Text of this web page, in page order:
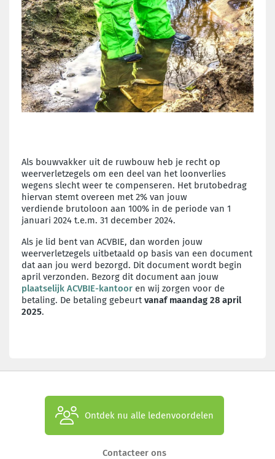
Als bouwvakker uit de ruwbouw heb je recht op
weerverletzegels om een deel van het loonverlies
wegens slecht weer te compenseren. Het brutobedrag
hiervan stemt overeen met 2% van jouw
verdiende brutoloon aan 100% in de periode van 1
januari 2024 t.e.m. 31 december 2024.
Als je lid bent van ACVBIE, dan worden jouw
weerverletzegels uitbetaald op basis van een document
dat aan jou werd bezorgd. Dit document wordt begin
april verzonden. Bezorg dit document aan jouw
plaatselijk ACVBIE-kantoor en wij zorgen voor de
betaling. De betaling gebeurt vanaf maandag 28 april
2025.
Ontdek nu alle ledenvoordelen
Contacteer ons